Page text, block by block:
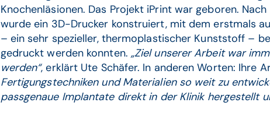
Knochenläsionen. Das Projekt iPrint war geboren.
wurde ein 3D-Drucker konstruiert, mit dem erstmals
– ein sehr spezieller, thermoplastischer Kunststoff –
gedruckt werden konnten. „Ziel unserer Arbeit war
werden“, erklärt Ute Schäfer. In anderen Worten: Ihre
Fertigungstechniken und Materialien so weit zu
passgenaue Implantate direkt in der Klinik hergestellt